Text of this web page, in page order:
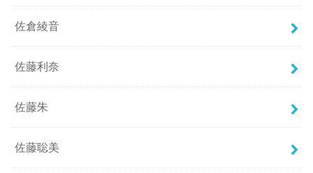
佐倉綾音
佐藤利奈
佐藤朱
佐藤聡美